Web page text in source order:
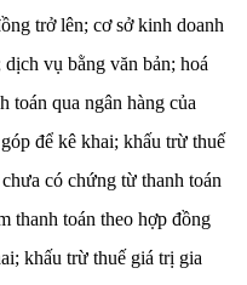
trở lên; cơ sở kinh doanh
vụ bằng văn bản; hoá
toán qua ngân hàng của
để kê khai; khấu trừ thuế
có chứng từ thanh toán
thanh toán theo hợp đồng
khấu trừ thuế giá trị gia